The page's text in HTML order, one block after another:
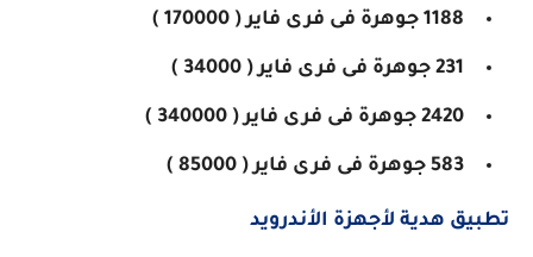
1188 جوهرة فى فرى فاير ( 170000 )
231 جوهرة فى فرى فاير ( 34000 )
2420 جوهرة فى فرى فاير ( 340000 )
583 جوهرة فى فرى فاير ( 85000 )
تطبيق هدية لأجهزة الأندرويد